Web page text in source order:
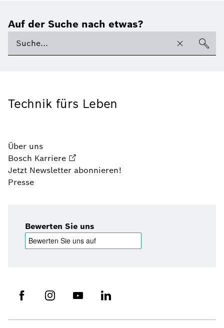
Auf der Suche nach etwas?
Technik fürs Leben
Über uns
Bosch Karriere
Jetzt Newsletter abonnieren!
Presse
Bewerten Sie uns